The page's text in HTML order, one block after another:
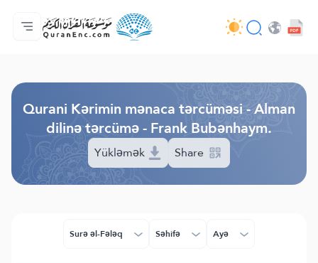
Ana səhifə
Tərcümənin mündəricatı
Audio
Tərtibatçıların xidməti - API
Layihə haqqında
Bizimlə əlaqə saxla
Dil
Qurani Kərimin mənaca tərcüməsi - Alman
dilinə tərcümə - Frank Bubənhaym.
Yükləmək Share
Surə əl-Fələq Səhifə Ayə